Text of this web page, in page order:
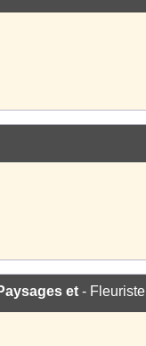
et - Fleuriste